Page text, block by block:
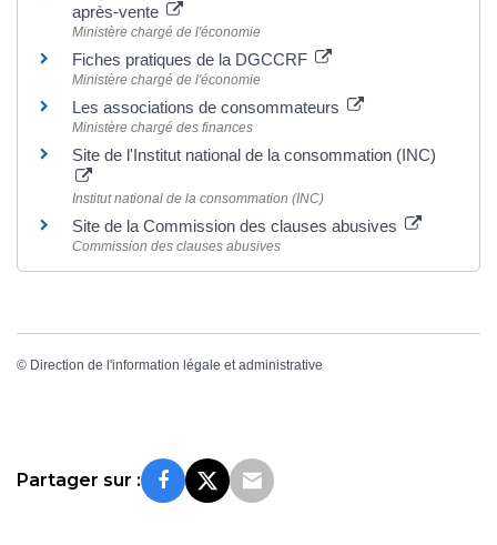
après-vente
Ministère chargé de l'économie
Fiches pratiques de la DGCCRF
Ministère chargé de l'économie
Les associations de consommateurs
Ministère chargé des finances
Site de l'Institut national de la consommation (INC)
Institut national de la consommation (INC)
Site de la Commission des clauses abusives
Commission des clauses abusives
© Direction de l'information légale et administrative
Partager sur :